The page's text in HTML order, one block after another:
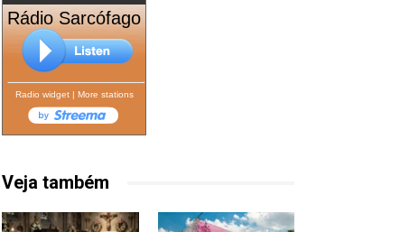
Rádio Sarcófago
Radio widget| More stations
Veja também